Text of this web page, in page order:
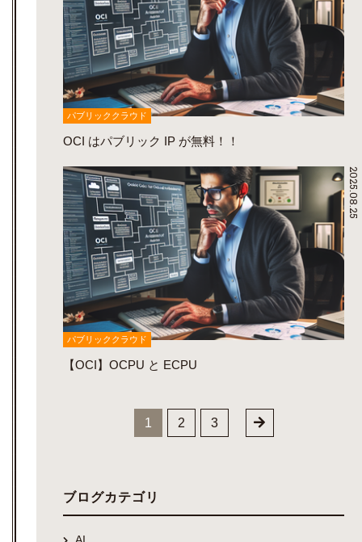
パブリッククラウド
OCI はパブリック IP が無料！！
2025.08.25
パブリッククラウド
【OCI】OCPU と ECPU
1 2 3
ブログカテゴリ